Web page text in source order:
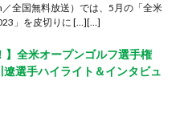
全国無料放送）では、5月の「全米
」を皮切りに […][…]
】全米オープンゴルフ選手権
選手ハイライト＆インタビュ